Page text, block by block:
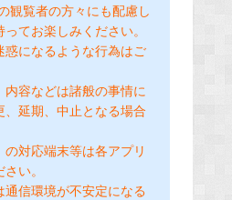
観覧者の方々にも配慮し
てお楽しみください。
惑になるような行為はご
容などは諸般の事情に
、延期、中止となる場合
対応端末等は各アプリ
い。
信環境が不安定になる